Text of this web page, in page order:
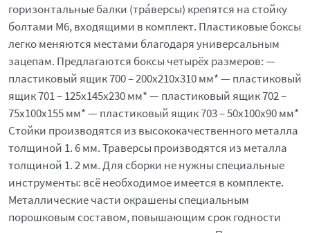
горизонтальные балки (тра́версы) крепятся на стойку
болтами М6, входящими в комплект. Пластиковые боксы
легко меняются местами благодаря универсальным
зацепам. Предлагаются боксы четырёх размеров: —
пластиковый ящик 700 – 200x210x310 мм* — пластиковый
ящик 701 – 125x145x230 мм* — пластиковый ящик 702 –
75x100x155 мм* — пластиковый ящик 703 – 50x100x90 мм*
Стойки производятся из высококачественного металла
толщиной 1. 6 мм. Траверсы производятся из металла
толщиной 1. 2 мм. Для сборки не нужны специальные
инструменты: всё необходимое имеется в комплекте.
Металлические части окрашены специальным
порошковым составом, повышающим срок годности